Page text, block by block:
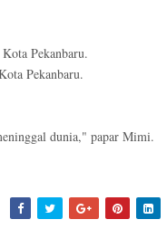
Pekanbaru.
Pekanbaru.
dunia," papar Mimi.